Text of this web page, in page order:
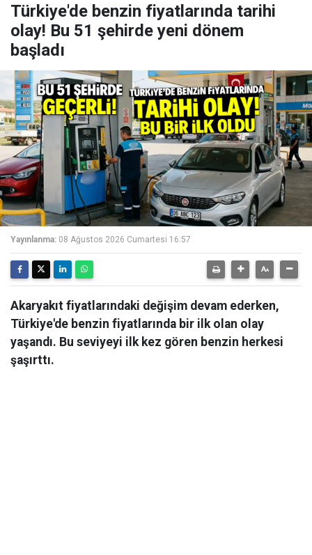
Türkiye'de benzin fiyatlarında tarihi
olay! Bu 51 şehirde yeni dönem
başladı
Yayınlanma: 08 Ağustos 2026 Cumartesi 16:57
Akaryakıt fiyatlarındaki değişim devam ederken,
Türkiye'de benzin fiyatlarında bir ilk olan olay
yaşandı. Bu seviyeyi ilk kez gören benzin herkesi
şaşırttı.